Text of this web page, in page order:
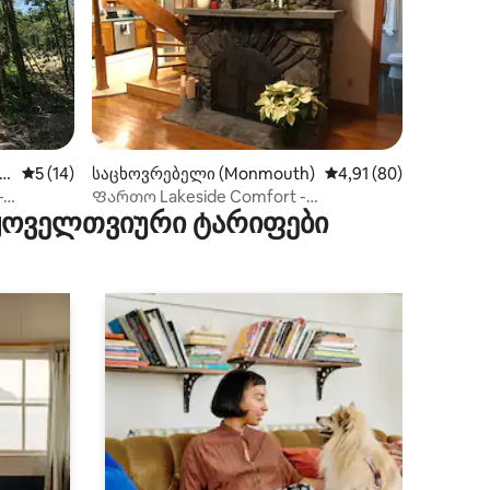
საშუალო შეფასებაა 5‑დან 5, 14 მიმოხილვა
5 (14)
საცხოვრებელი (Monmouth) საშუალო შეფასებაა
4,91 (80)
Ფართო Lakeside Comfort -
შემოდგომა/ზამთრის საოცრებათა
ქვეყანა
ტარიფები